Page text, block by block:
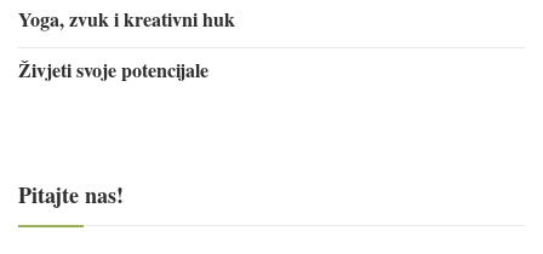
Yoga, zvuk i kreativni huk
Živjeti svoje potencijale
Pitajte nas!